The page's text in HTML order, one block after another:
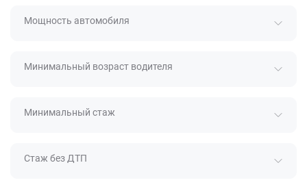
Мощность автомобиля
Минимальный возраст водителя
Минимальный стаж
Стаж без ДТП